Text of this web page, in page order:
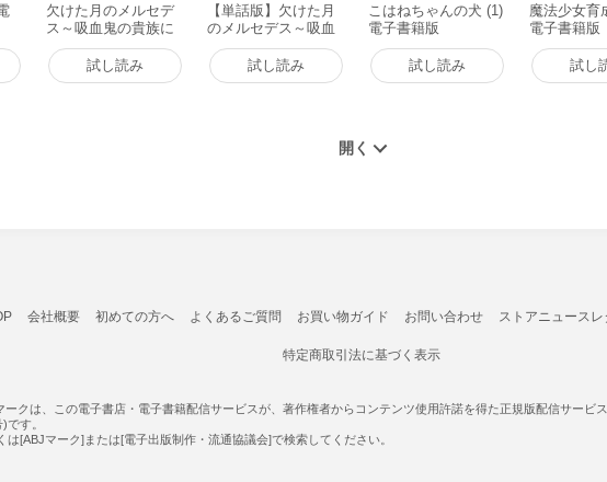
欠けた月のメルセデ
ス～吸血鬼の貴族に
転生したけど捨てら
れそうなのでダンジ
ョンを制覇する～@
試し読み
【単話版】欠けた月
のメルセデス～吸血
鬼の貴族に転生した
けど捨てられそうな
のでダンジョンを制
試し読み
こはねちゃんの犬 (1)
電子書籍版
試し読み
魔法少女育
電子書籍版
試し
会社概要 初めての方へ よくあるご質問 お買い物ガイド お問い合わせ ストアニュースレ
特定商取引法に基づく表示
ークは、この電子書店・電子書籍配信サービスが、著作権者からコンテンツ使用許諾を得た正規版配信サービ
です。
は[ABJマーク]または[電子出版制作・流通協議会]で検索してください。